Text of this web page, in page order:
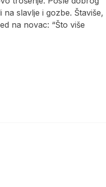
slavlje i gozbe. Štaviše,
na novac: “Što više